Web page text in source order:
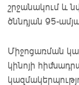
շրջանակում և
ծննդյան 95-
Միջոցառման
կինոյի